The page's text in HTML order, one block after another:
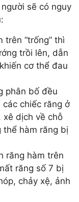
sẽ có nguy
trên “trống” thì
trồi lên, dẫn
cơ thể đau
phân bố đều
chiếc răng ở
xê dịch về chỗ
thể hàm răng bị
răng hàm trên
răng số 7 bị
chảy xệ, ảnh